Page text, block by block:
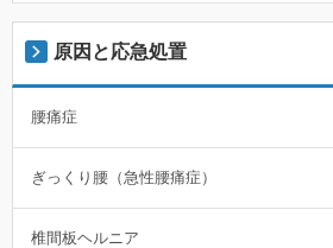
原因と応急処置
腰痛症
ぎっくり腰（急性腰痛症）
椎間板ヘルニア